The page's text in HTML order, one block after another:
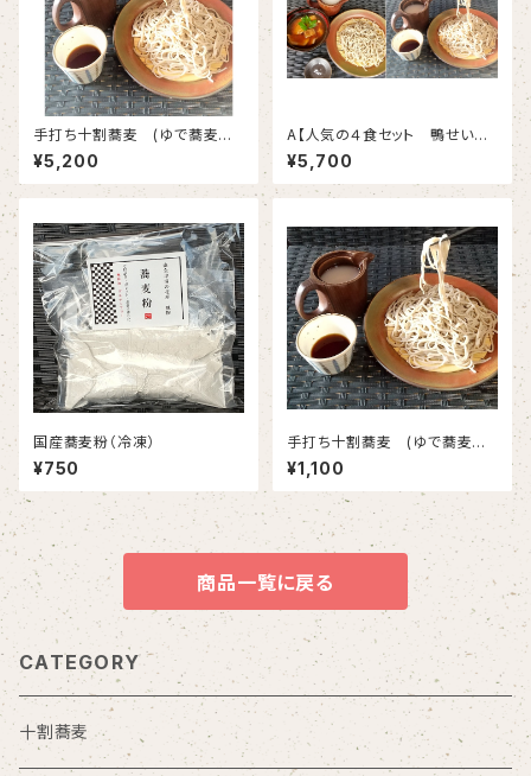
手打ち十割蕎麦 (ゆで蕎麦冷
凍)5人前 蕎麦つゆ、そば湯付
き
¥5,200
A【人気の４食セット 鴨せいろ
２人前・せいろ２人前】
¥5,700
国産蕎麦粉（冷凍）
¥750
手打ち十割蕎麦 (ゆで蕎麦冷
凍)1人前 蕎麦つゆ、そば湯付
き
¥1,100
商品一覧に戻る
CATEGORY
十割蕎麦